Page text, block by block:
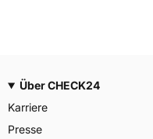
Über CHECK24
Karriere
Presse